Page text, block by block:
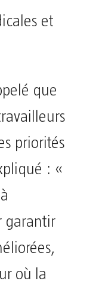
et
que
priorités
: «
garantir
où la